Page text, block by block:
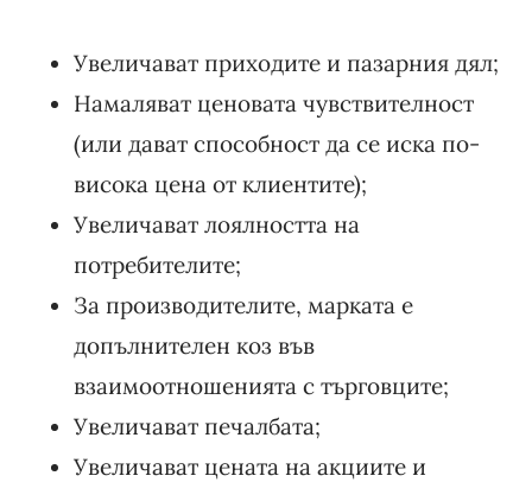
Увеличават приходите и пазарния дял;
Намаляват ценовата чувствителност
(или дават способност да се иска по-
висока цена от клиентите);
Увеличават лоялността на
потребителите;
За производителите, марката е
допълнителен коз във
взаимоотношенията с търговците;
Увеличават печалбата;
Увеличават цената на акциите и